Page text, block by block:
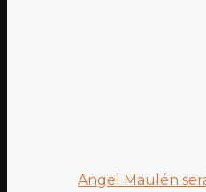
Angel Maulén